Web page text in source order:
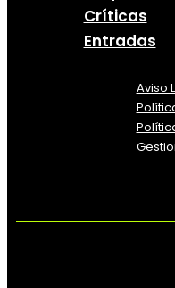
Críticas
Entradas
Aviso